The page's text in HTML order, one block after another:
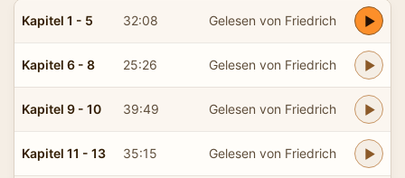
Kapitel 1 - 5 32:08 Gelesen von Friedrich
Kapitel 6 - 8 25:26 Gelesen von Friedrich
Kapitel 9 - 10 39:49 Gelesen von Friedrich
Kapitel 11 - 13 35:15 Gelesen von Friedrich